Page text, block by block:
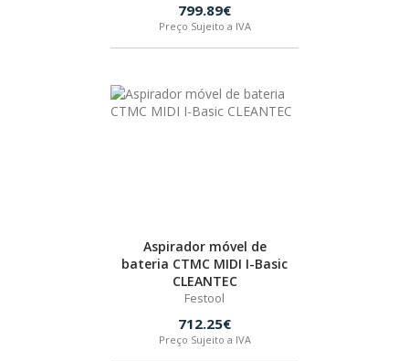
799.89€
Preço Sujeito a IVA
Aspirador móvel de
bateria CTMC MIDI I-Basic
CLEANTEC
Festool
712.25€
Preço Sujeito a IVA